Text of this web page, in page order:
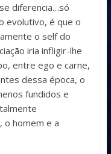
diferencia…só
evolutivo, é que o
o self do
iria infligir-lhe
entre ego e carne,
dessa época, o
fundidos e
o homem e a